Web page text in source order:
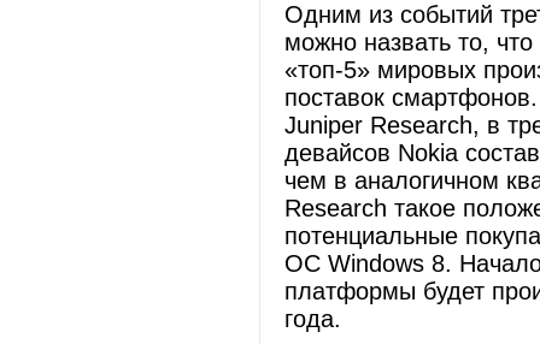
Одним из событий
можно назвать то,
«топ-5» мировых
поставок
Juniper Research, в
девайсов Nokia
чем в аналогичном
Research такое
потенциальные
ОС Windows 8.
платформы будет
года.